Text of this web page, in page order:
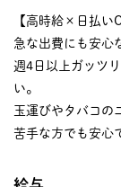
【高時給×日払い
急な出費にも安心
週4日以上ガッツ
い。
玉運びやタバコの
苦手な方でも安心